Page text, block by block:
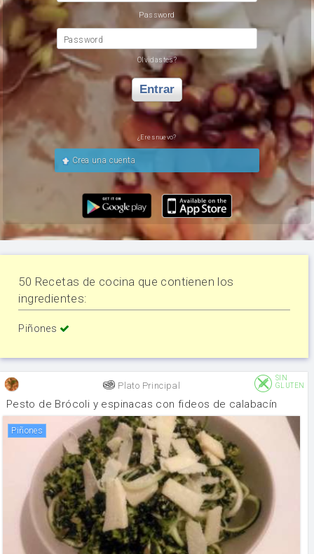
Password
Password
Olvidastes?
Entrar
¿Eres nuevo?
Crea una cuenta
50 Recetas de cocina que contienen los
ingredientes:
Piñones
Plato Principal
SIN
GLUTEN
Pesto de Brócoli y espinacas con fideos de calabacín
Piñones